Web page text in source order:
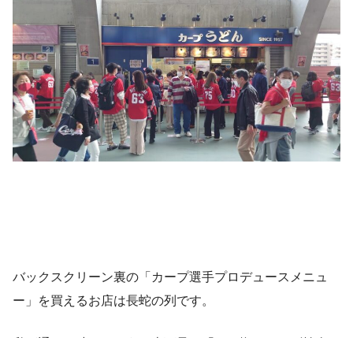
バックスクリーン裏の「カープ選手プロデュースメニュ
ー」を買えるお店は長蛇の列です。